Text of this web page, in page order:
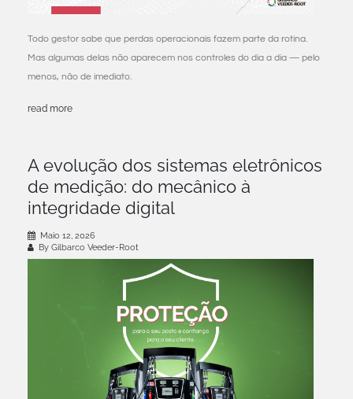
Todo gestor sabe que perdas operacionais fazem parte da rotina.
Mas algumas delas não aparecem nos controles do dia a dia — pelo
menos, não de imediato.
read more
A evolução dos sistemas eletrônicos
de medição: do mecânico à
integridade digital
Maio 12, 2026
By Gilbarco Veeder-Root